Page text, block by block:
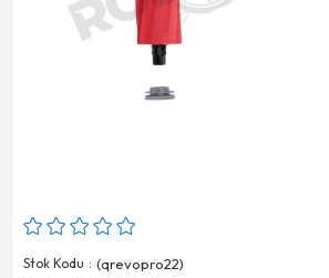
Stok Kodu
(qrevopro22)